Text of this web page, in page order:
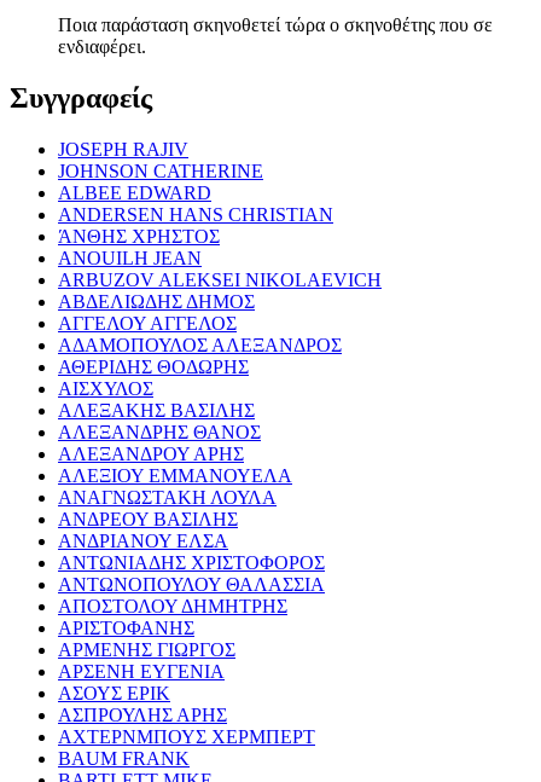
Ποια παράσταση σκηνοθετεί τώρα ο σκηνοθέτης που σε
ενδιαφέρει.
Συγγραφείς
JOSEPH RAJIV
JOHNSON CATHERINE
ALBEE EDWARD
ANDERSEN HANS CHRISTIAN
ΆΝΘΗΣ ΧΡΗΣΤΟΣ
ANOUILH JEAN
ARBUZOV ALEKSEI NIKOLAEVICH
ΑΒΔΕΛΙΩΔΗΣ ΔΗΜΟΣ
ΑΓΓΕΛΟΥ ΑΓΓΕΛΟΣ
ΑΔΑΜΟΠΟΥΛΟΣ ΑΛΕΞΑΝΔΡΟΣ
ΑΘΕΡΙΔΗΣ ΘΟΔΩΡΗΣ
ΑΙΣΧΥΛΟΣ
ΑΛΕΞΑΚΗΣ ΒΑΣΙΛΗΣ
ΑΛΕΞΑΝΔΡΗΣ ΘΑΝΟΣ
ΑΛΕΞΑΝΔΡΟΥ ΑΡΗΣ
ΑΛΕΞΙΟΥ ΕΜΜΑΝΟΥΕΛΑ
ΑΝΑΓΝΩΣΤΑΚΗ ΛΟΥΛΑ
ΑΝΔΡΕΟΥ ΒΑΣΙΛΗΣ
ΑΝΔΡΙΑΝΟΥ ΕΛΣΑ
ΑΝΤΩΝΙΑΔΗΣ ΧΡΙΣΤΟΦΟΡΟΣ
ΑΝΤΩΝΟΠΟΥΛΟΥ ΘΑΛΑΣΣΙΑ
ΑΠΟΣΤΟΛΟΥ ΔΗΜΗΤΡΗΣ
ΑΡΙΣΤΟΦΑΝΗΣ
ΑΡΜΕΝΗΣ ΓΙΩΡΓΟΣ
ΑΡΣΕΝΗ ΕΥΓΕΝΙΑ
ΑΣΟΥΣ ΕΡΙΚ
ΑΣΠΡΟΥΛΗΣ ΑΡΗΣ
ΑΧΤΕΡΝΜΠΟΥΣ ΧΕΡΜΠΕΡΤ
BAUM FRANK